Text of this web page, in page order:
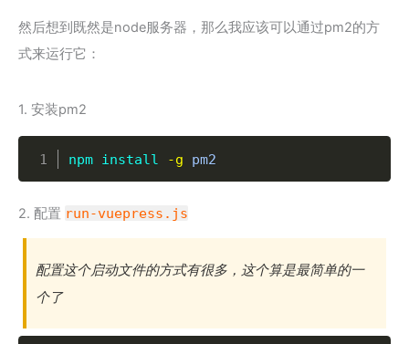
然后想到既然是node服务器，那么我应该可以通过pm2的方
式来运行它：
1. 安装pm2
npm install -g pm2
2. 配置 run-vuepress.js
配置这个启动文件的方式有很多，这个算是最简单的一
个了